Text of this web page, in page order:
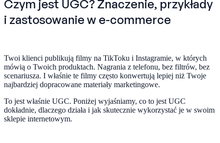
Czym jest UGC? Znaczenie, przykłady
i zastosowanie w e-commerce
Twoi klienci publikują filmy na TikToku i Instagramie, w których
mówią o Twoich produktach. Nagrania z telefonu, bez filtrów, bez
scenariusza. I właśnie te filmy często konwertują lepiej niż Twoje
najbardziej dopracowane materiały marketingowe.
To jest właśnie UGC. Poniżej wyjaśniamy, co to jest UGC
dokładnie, dlaczego działa i jak skutecznie wykorzystać je w swoim
sklepie internetowym.